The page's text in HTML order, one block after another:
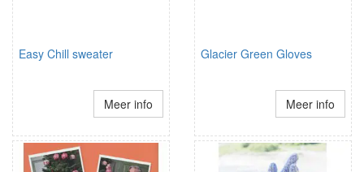
Easy Chill sweater
Meer info
Glacier Green Gloves
Meer info